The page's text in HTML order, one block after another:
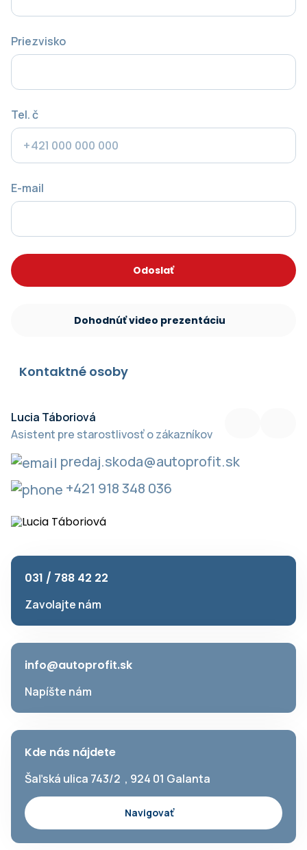
Priezvisko
Tel. č
E-mail
Odoslať
Dohodnúť video prezentáciu
Kontaktné osoby
Lucia Táboriová
Asistent pre starostlivosť o zákazníkov
predaj.skoda@autoprofit.sk
+421 918 348 036
031 / 788 42 22
Zavolajte nám
info@autoprofit.sk
Napíšte nám
Kde nás nájdete
Šaľská ulica 743/2 , 924 01 Galanta
Navigovať